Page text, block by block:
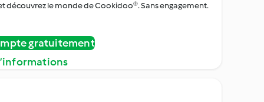
découvrez le monde de Cookidoo®. Sans engagement.
gratuitement